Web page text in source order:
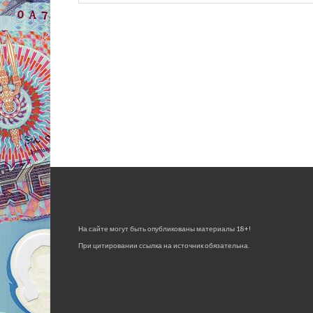
На сайте могут быть опубликованы материалы 18+!
При цитировании ссылка на источник обязательна.